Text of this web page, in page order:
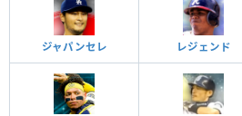
ジャパンセレ レジェンド